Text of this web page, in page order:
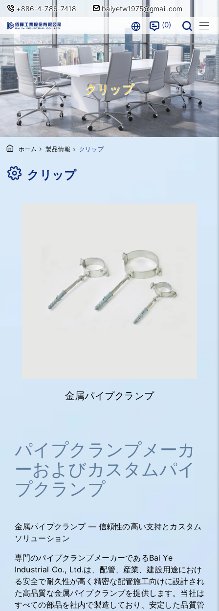
+886-4-786-7418 baiyetw1975@gmail.com
0
クリップ
ホーム 製品情報 クリップ
クリップ
金属パイプクランプ
パイプクランプメーカ
ーおよびカスタムパイ
プクランプ
金属パイプクランプ ― 信頼性の高い支持とカスタム
ソリューション
専門のパイプクランプメーカーであるBai Ye
Industrial Co., Ltd.は、配管、産業、建設用途におけ
る安全で耐久性が高く精密な配管施工向けに設計され
た高品質な金属パイプクランプを提供します。当社は
すべての部品を社内で製造しており、安定した品質管